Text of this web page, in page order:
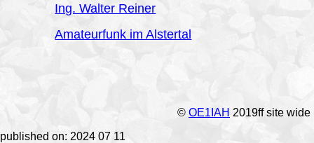
Ing. Walter Reiner
Amateurfunk im Alstertal
© OE1IAH 2019ff site
published on: 2024 07 11